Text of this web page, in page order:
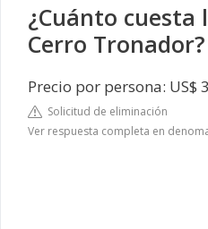
¿Cuánto cuesta
Cerro Tronador?
Precio por persona: US$
Solicitud de eliminación
Ver respuesta completa en